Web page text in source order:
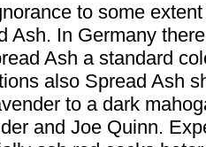
to some
Ash. In Germany
Ash a standard
also Spread Ash
to a dark
and Joe Quinn.